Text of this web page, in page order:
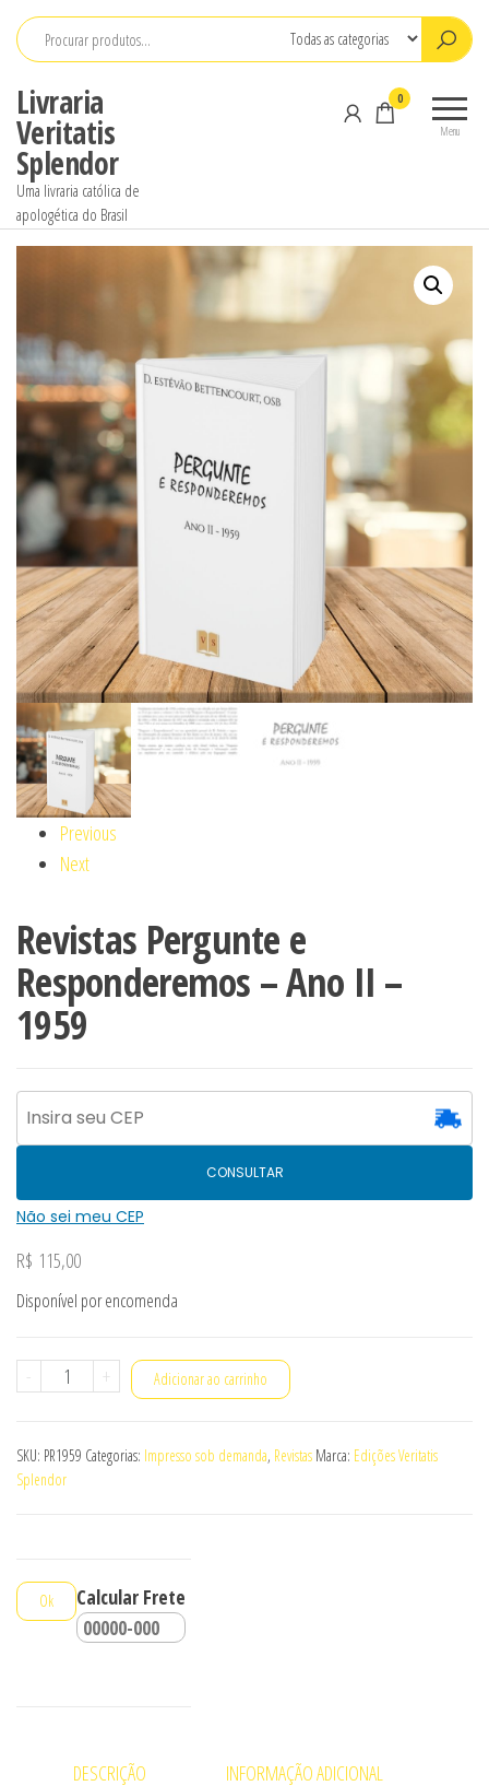
Pular
para
conteúdo
Livraria
Veritatis
Splendor
Uma livraria católica de
apologética do Brasil
Menu
0
Previous
Next
Revistas Pergunte e
Responderemos – Ano II –
1959
CONSULTAR
Não sei meu CEP
R$ 115,00
Disponível por encomenda
-
Revistas
Responderemos
-
1959
quantidade
+ Adicionar ao carrinho
SKU: PR1959 Categorias: Impresso sob demanda, Revistas Marca: Edições Veritatis
Splendor
Calcular Frete
Ok
DESCRIÇÃO INFORMAÇÃO ADICIONAL